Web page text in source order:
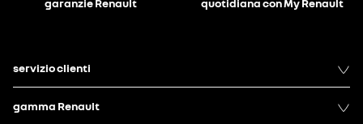
servizio clienti
gamma Renault